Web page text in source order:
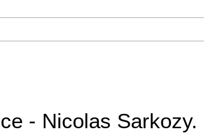
- Nicolas Sarkozy.